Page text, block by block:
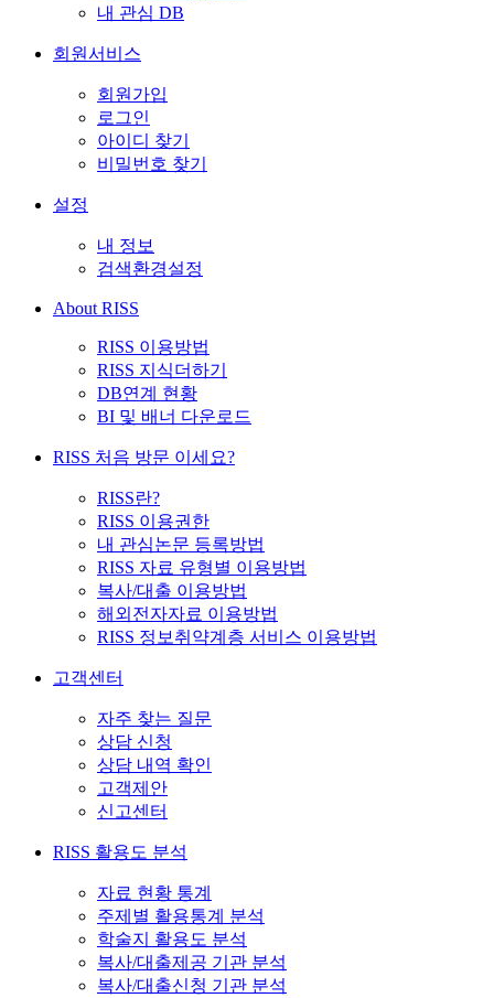
내 관심 DB
회원서비스
회원가입
로그인
아이디 찾기
비밀번호 찾기
설정
내 정보
검색환경설정
About RISS
RISS 이용방법
RISS 지식더하기
DB연계 현황
BI 및 배너 다운로드
RISS 처음 방문 이세요?
RISS란?
RISS 이용권한
내 관심논문 등록방법
RISS 자료 유형별 이용방법
복사/대출 이용방법
해외전자자료 이용방법
RISS 정보취약계층 서비스 이용방법
고객센터
자주 찾는 질문
상담 신청
상담 내역 확인
고객제안
신고센터
RISS 활용도 분석
자료 현황 통계
주제별 활용통계 분석
학술지 활용도 분석
복사/대출제공 기관 분석
복사/대출신청 기관 분석